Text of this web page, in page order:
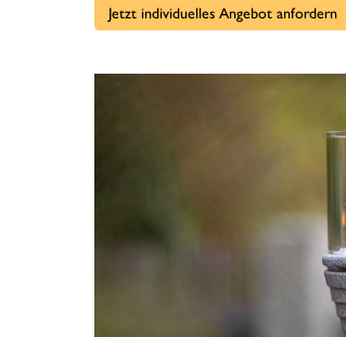
Jetzt individuelles Angebot anfordern